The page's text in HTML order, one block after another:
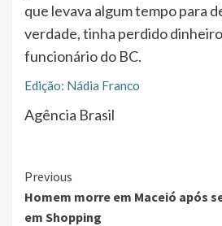
que levava algum tempo para
verdade, tinha perdido
funcionário do BC.
Edição: Nádia Franco
Agência Brasil
Continue
Reading
Previous
Homem morre em Maceió após
em Shopping